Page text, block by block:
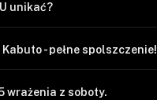
unikać?
- pełne spolszczenie!
wrażenia z soboty.